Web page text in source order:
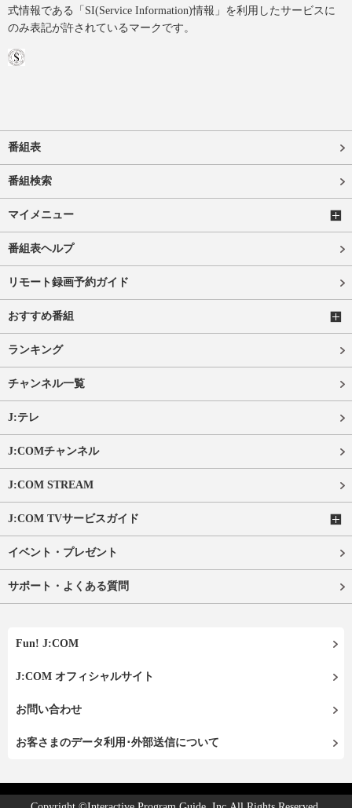
式情報である「SI(Service Information)情報」を利用したサービスに
のみ表記が許されているマークです。
番組表
番組検索
マイメニュー
番組表ヘルプ
リモート録画予約ガイド
おすすめ番組
ランキング
チャンネル一覧
J:テレ
J:COMチャンネル
J:COM STREAM
J:COM TVサービスガイド
イベント・プレゼント
サポート・よくある質問
Fun! J:COM
J:COM オフィシャルサイト
お問い合わせ
お客さまのデータ利用･外部送信について